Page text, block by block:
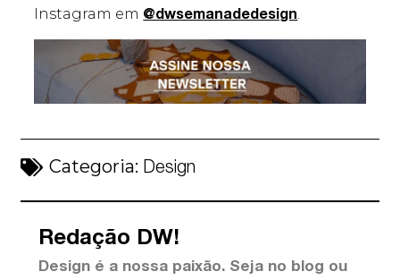
Instagram em @dwsemanadedesign.
Categoria: Design
Redação DW!
Design é a nossa paixão. Seja no blog ou